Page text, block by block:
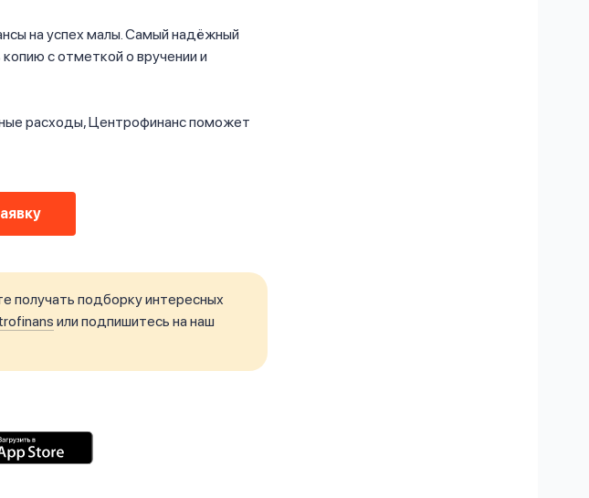
на успех малы. Самый надёжный
с отметкой о вручении и
расходы, Центрофинанс поможет
получать подборку интересных
или подпишитесь на наш